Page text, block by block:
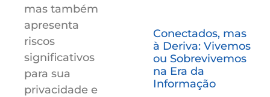
mas também
apresenta
riscos
significativos
para sua
privacidade e
Conectados, mas
à Deriva: Vivemos
ou Sobrevivemos
na Era da
Informação